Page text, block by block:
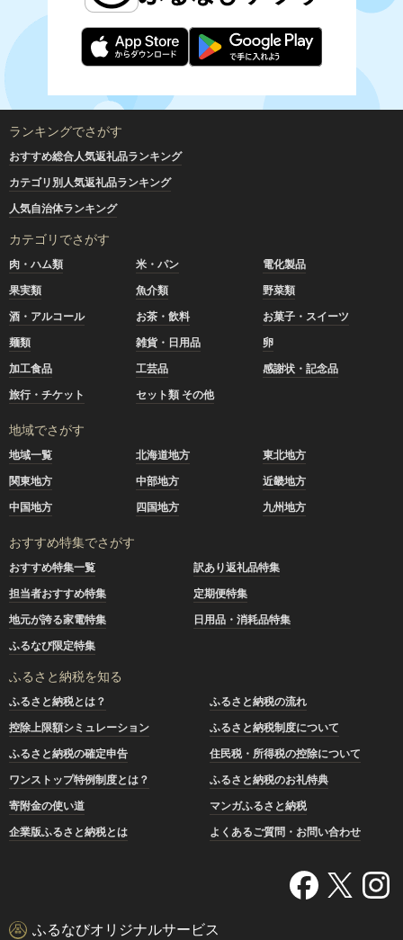
ランキングでさがす
おすすめ総合人気返礼品ランキング
カテゴリ別人気返礼品ランキング
人気自治体ランキング
カテゴリでさがす
肉・ハム類 米・パン
電化製品
果実類
魚介類
野菜類
酒・アルコール
お茶・飲料
お菓子・スイーツ
麺類
雑貨・日用品
卵
加工食品
工芸品
感謝状・記念品
旅行・チケット
セット類 その他
地域でさがす
地域一覧 北海道地方
東北地方
関東地方
中部地方
近畿地方
中国地方
四国地方 九州地方
おすすめ特集でさがす
おすすめ特集一覧
訳あり返礼品特集
担当者おすすめ特集
定期便特集
地元が誇る家電特集
日用品・消耗品特集
ふるなび限定特集
ふるさと納税を知る
ふるさと納税とは？
ふるさと納税の流れ
控除上限額シミュレーション
ふるさと納税制度について
ふるさと納税の確定申告
住民税・所得税の控除について
ワンストップ特例制度とは？
ふるさと納税のお礼特典
寄附金の使い道
マンガふるさと納税
企業版ふるさと納税とは
よくあるご質問・お問い合わせ
ふるなびオリジナルサービス